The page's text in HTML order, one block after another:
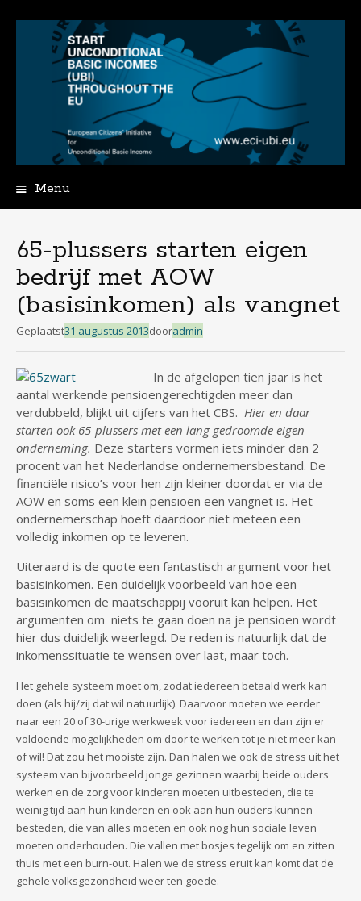
Menu
inhoud
65-plussers starten eigen
bedrijf met AOW
(basisinkomen) als vangnet
Geplaatst31 augustus 2013dooradmin
In de afgelopen tien jaar is het
aantal werkende pensioengerechtigden meer dan
verdubbeld, blijkt uit cijfers van het CBS. Hier en daar
starten ook 65-plussers met een lang gedroomde eigen
onderneming. Deze starters vormen iets minder dan 2
procent van het Nederlandse ondernemersbestand. De
financiële risico’s voor hen zijn kleiner doordat er via de
AOW en soms een klein pensioen een vangnet is. Het
ondernemerschap hoeft daardoor niet meteen een
volledig inkomen op te leveren.
Uiteraard is de quote een fantastisch argument voor het
basisinkomen. Een duidelijk voorbeeld van hoe een
basisinkomen de maatschappij vooruit kan helpen. Het
argumenten om niets te gaan doen na je pensioen wordt
hier dus duidelijk weerlegd. De reden is natuurlijk dat de
inkomenssituatie te wensen over laat, maar toch.
Het gehele systeem moet om, zodat iedereen betaald werk kan
doen (als hij/zij dat wil natuurlijk). Daarvoor moeten we eerder
naar een 20 of 30-urige werkweek voor iedereen en dan zijn er
voldoende mogelijkheden om door te werken tot je niet meer kan
of wil! Dat zou het mooiste zijn. Dan halen we ook de stress uit het
systeem van bijvoorbeeld jonge gezinnen waarbij beide ouders
werken en de zorg voor kinderen moeten uitbesteden, die te
weinig tijd aan hun kinderen en ook aan hun ouders kunnen
besteden, die van alles moeten en ook nog hun sociale leven
moeten onderhouden. Die vallen met bosjes tegelijk om en zitten
thuis met een burn-out. Halen we de stress eruit kan komt dat de
gehele volksgezondheid weer ten goede.